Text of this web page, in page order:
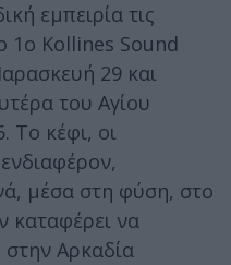
εμπειρία τις
1ο Kollines Sound
29 και
του Αγίου
Το κέφι, οι
μέσα στη φύση, στο
καταφέρει να
Αρκαδία